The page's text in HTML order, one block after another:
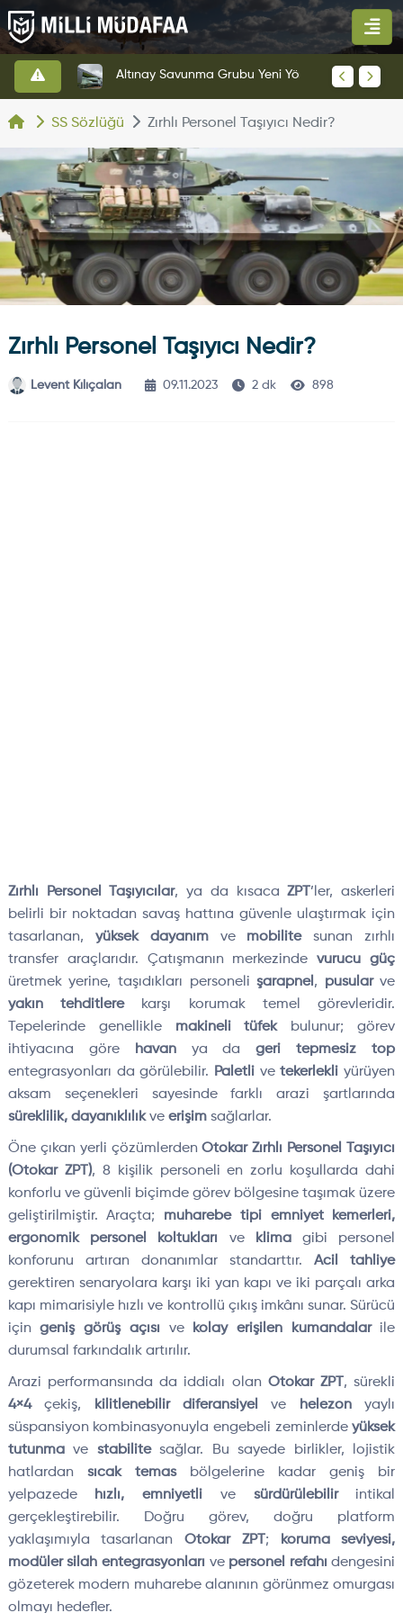
SS Sözlüğü Zırhlı Personel Taşıyıcı Nedir?
Zırhlı Personel Taşıyıcı Nedir?
Levent Kılıçalan 09.11.2023 2 dk 898
Zırhlı Personel Taşıyıcılar, ya da kısacaZPT ’ler, askerleri
belirli bir noktadan savaş hattına güvenle ulaştırmak için
tasarlanan, yüksek dayanımve mobilitesunan zırhlı
transfer araçlarıdır. Çatışmanın merkezindevurucu güç
üretmek yerine, taşıdıkları personelişarapnel , pusularve
yakın tehditlerekarşı korumak temel görevleridir.
Tepelerinde genellikle makineli tüfekbulunur; görev
ihtiyacına göre
havanya dageri tepmesiz top
entegrasyonları da görülebilir.
Paletli vetekerlekli yürüyen
aksam seçenekleri sayesinde farklı arazi şartlarında
süreklilik, dayanıklılıkve erişimsağlarlar.
Öne çıkan yerli çözümlerdenOtokar Zırhlı Personel Taşıyıcı
(Otokar ZPT), 8 kişilik personeli en zorlu koşullarda dahi
konforlu ve güvenli biçimde görev bölgesine taşımak üzere
geliştirilmiştir. Araçta; muharebe tipi emniyet kemerleri,
ergonomik personel koltukları ve klimagibi personel
konforunu artıran donanımlar standarttır.Acil tahliye
gerektiren senaryolara karşı iki yan kapı ve iki parçalı arka
kapı mimarisiyle hızlı ve kontrollü çıkış imkânı sunar. Sürücü
içingeniş görüş açısı ve kolay erişilen kumandalarile
durumsal farkındalık artırılır.
Arazi performansında da iddialı olan Otokar ZPT , sürekli
4×4çekiş, kilitlenebilir diferansiyel ve helezonyaylı
süspansiyon kombinasyonuyla engebeli zeminlerdeyüksek
tutunmave stabilitesağlar. Bu sayede birlikler, lojistik
hatlardan sıcak temasbölgelerine kadar geniş bir
yelpazede
hızlı, emniyetli ve sürdürülebilirintikal
gerçekleştirebilir. Doğru görev, doğru platform
yaklaşımıyla tasarlananOtokar ZPT ;
koruma seviyesi,
modüler silah entegrasyonları ve personel refahı dengesini
gözeterek modern muharebe alanının görünmez omurgası
olmayı hedefler.